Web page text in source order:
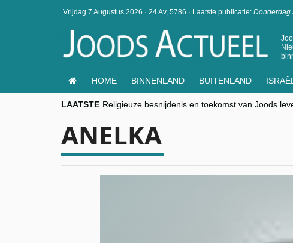
Vrijdag 7 Augustus 2026 · 24 Av, 5786 · Laatste publicatie: Donderdag
HOME BINNENLAND BUITENLAND ISRAËL
LAATSTE Religieuze besnijdenis en toekomst van Joods
“Besnijdenisdebat toont hoe moeilijk seculiere
CITYTRIP | ROEMENIË – Boekarest: de
“Vandaag zit elke Jood in België op de
goKosher lanceert nieuwe website en
ANELKA